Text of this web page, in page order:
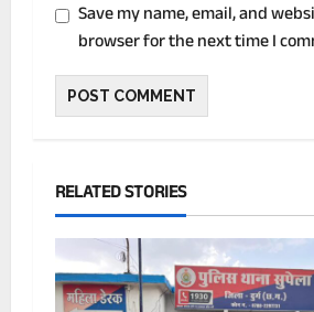
Save my name, email, and
browser for the next time I
RELATED STORIES